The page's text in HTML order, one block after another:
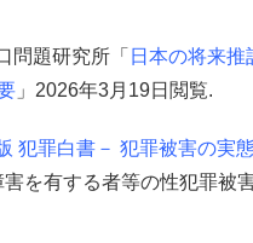
問題研究所「 日本の将来推
」2026年3月19日閲覧.
犯罪白書－ 犯罪被害の実
を有する者等の性犯罪被